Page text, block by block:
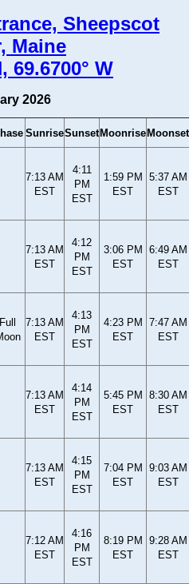
Sheepscot
Maine
69.6700° W
2026
SunriseSunset Moonrise Moonset
7:13 AM
EST
4:11
PM
EST
1:59 PM
EST
5:37 AM
EST
7:13 AM
EST
4:12
PM
EST
3:06 PM
EST
6:49 AM
EST
Full
7:13 AM
EST
4:13
PM
EST
4:23 PM
EST
7:47 AM
EST
7:13 AM
EST
4:14
PM
EST
5:45 PM
EST
8:30 AM
EST
7:13 AM
EST
4:15
PM
EST
7:04 PM
EST
9:03 AM
EST
7:12 AM
EST
4:16
PM
EST
8:19 PM
EST
9:28 AM
EST